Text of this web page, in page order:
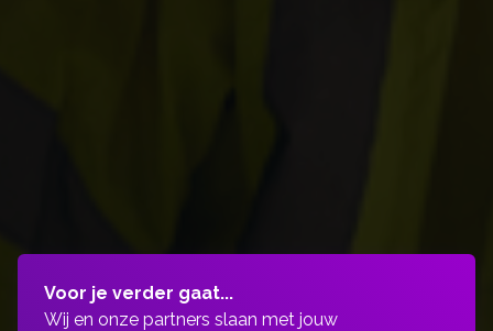
Voor je verder gaat...
Wij en onze partners slaan met jouw